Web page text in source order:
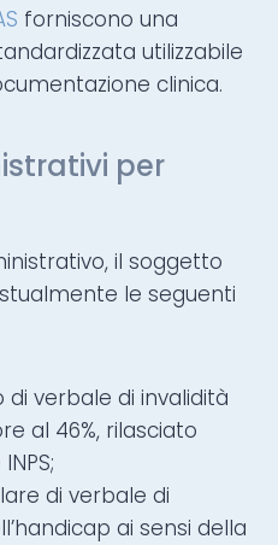
forniscono una
utilizzabile
clinica.
per
il soggetto
le seguenti
di verbale di invalidità
al 46%, rilasciato
di verbale di
ai sensi della